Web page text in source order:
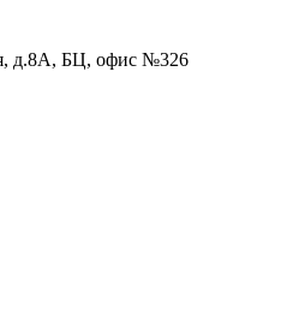
д.8А, БЦ, офис №326